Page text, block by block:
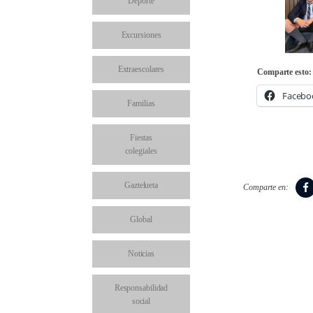
Excursiones
Extraescolares
Familias
Fiestas
colegiales
Gaztelueta
Global
Noticias
Responsabilidad
social
Comparte esto:
Comparte en: